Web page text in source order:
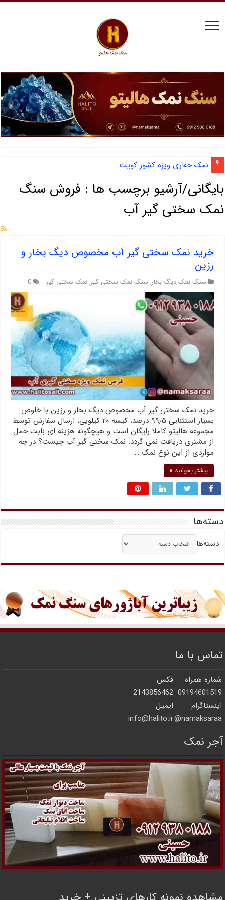
نمک حفاری ویژه کشور کویت
بایگانی/آرشیو برچسب ها : فروش سنگ
نمک سختی گیر آب
خرید نمک سختی گیر آب مخصوص دیگ بخار و
رزین
سنگ نمک دیگ بخار, سنگ نمک سختی گیر, نمک سختی گیر 0
خرید نمک سختی گیر آب مخصوص دیگ بخار و رزین با خلوص
بسیار استثنایی ۹۹٫۵ درصد، کیسه ۲۰ کیلویی، ارسال سفارش توسط
مجموعه هالیتو کاملا رایگان است و هیچگونه هزینه ای بابت حمل
از مشتری دریافت نمی گردد. نمک سختی گیر آب چیست؟ در چه
مواردی از این نوع نمک …
بیشتر بخوانید »
دسته‌ها
دسته‌ها
تماس با ما
شماره همراه
فکس
09194601519
2143856462
اینستاگرام
ایمیل
namaksaraa@
info@halito.ir
آجر نمک